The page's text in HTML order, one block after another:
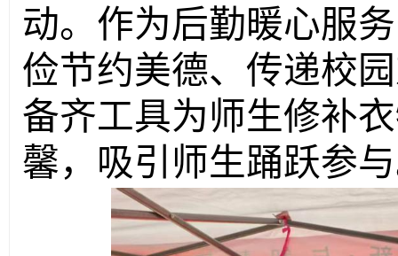
动。作为后勤暖心服
俭节约美德、传递校
备齐工具为师生修补
馨，吸引师生踊跃参